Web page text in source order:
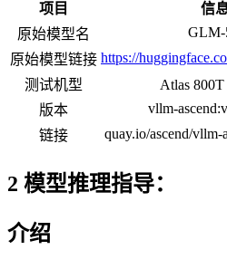
项目
信
原始模型名
GLM-
原始模型链接 https://
测试机型
Atlas
版本
vllm-
链接
quay.io/ascend/vllm-
2 模型推理指导：
介绍